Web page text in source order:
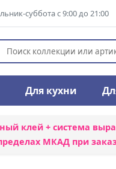
суббота с 9:00 до 21:00
Для кухни
клей + система
МКАД при